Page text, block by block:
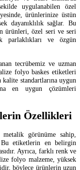
uygulanabilen özel
ürünlerinize üstün
dayanıklılık sağlar. Bu
ürünleri, özel seri ve seri
parlaklıkları ve özgün
tecrübemiz ve uzman
folyo baskes etiketleri
kalite standartlarına uygun
en uygun çözümleri
Özellikleri
görünüme sahip,
Bu etiketlerin en belirgin
Ayrıca, farklı renk ve
folyo malzeme, yüksek
böylece ürünlerin uzun